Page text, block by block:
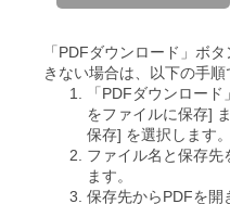
「PDFダウンロード」ボ
きない場合は、以下の手順
「PDFダウンロー
をファイルに保存]
保存] を選択します。
ファイル名と保存先
ます。
保存先からPDFを開